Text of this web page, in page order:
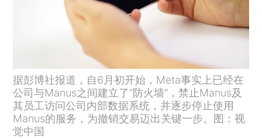
据彭博社报道，自6月初开始，Meta事实上已经在
公司与Manus之间建立了“防火墙”，禁止Manus及
其员工访问公司内部数据系统，并逐步停止使用
Manus的服务，为撤销交易迈出关键一步。图：视
觉中国